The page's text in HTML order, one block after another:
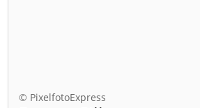
© PixelfotoExpress